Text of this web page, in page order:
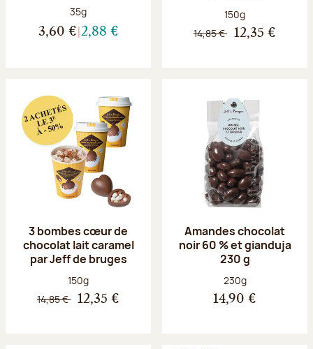
Poids net :
35g
3,60 € 2,88 €
Poids net :
150g
14,85 € 12,35 €
3 bombes cœur de
chocolat lait caramel
par Jeff de bruges
Poids net :
150g
14,85 € 12,35 €
Amandes chocolat
noir 60 % et gianduja
230 g
Poids net :
230g
14,90 €